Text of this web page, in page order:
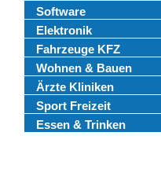
Software
Elektronik
Fahrzeuge KFZ
Wohnen & Bauen
Ärzte Kliniken
Sport Freizeit
Essen & Trinken